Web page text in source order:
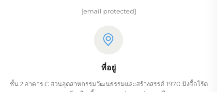
[email protected]
ที่อยู่
ชั้น 2 อาคาร C สวนอุตสาหกรรมวัฒนธรรมและสร้างสรรค์ 1970 มิงจื้อโร้ด